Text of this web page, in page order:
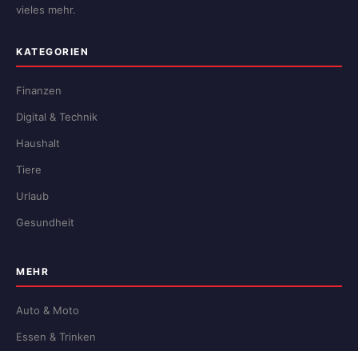
vieles mehr.
KATEGORIEN
Finanzen
Digital & Technik
Haushalt
Tiere
Urlaub
Gesundheit
MEHR
Auto & Moto
Essen & Trinken